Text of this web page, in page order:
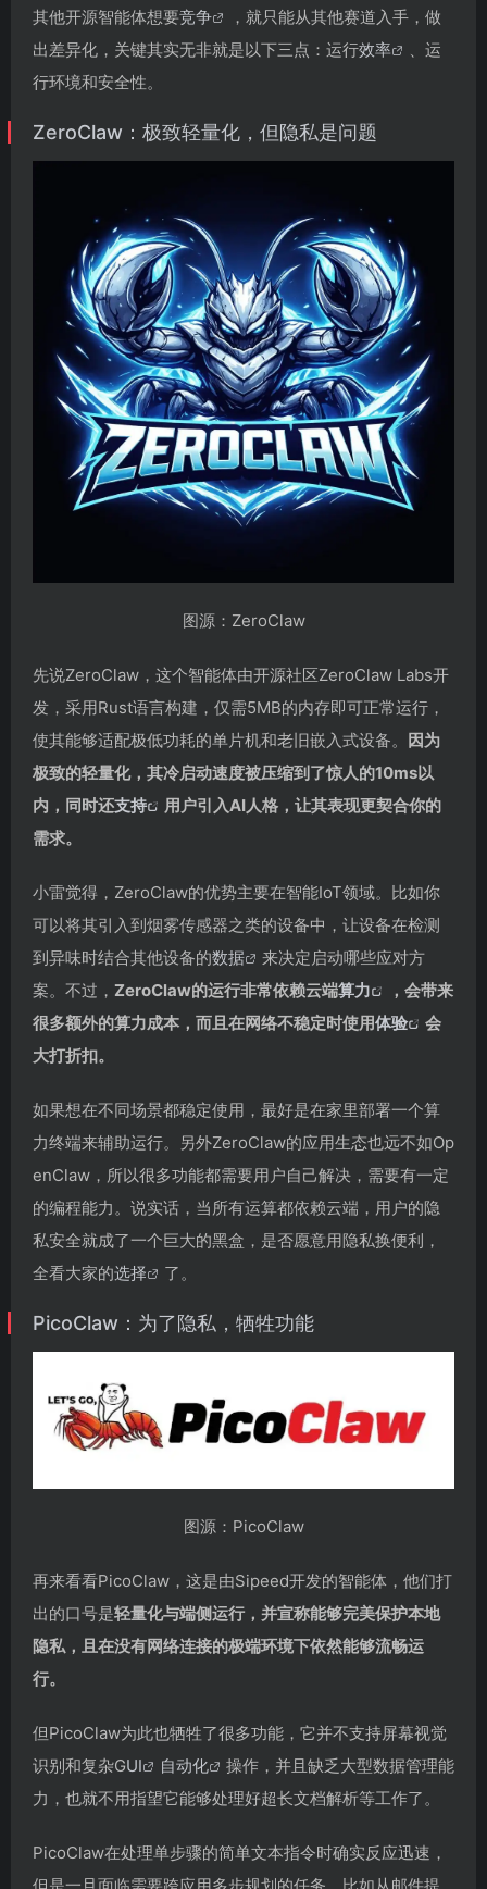
其他开源智能体想要竞争
，就只能从其他赛道入手，做
出差异化，关键其实无非就是以下三点：运行效率
、运
行环境和安全性。
ZeroClaw：极致轻量化，但隐私是问题
图源：ZeroClaw
先说ZeroClaw，这个智能体由开源社区ZeroClaw Labs开
发，采用Rust语言构建，仅需5MB的内存即可正常运行，
使其能够适配极低功耗的单片机和老旧嵌入式设备。 因为
极致的轻量化，其冷启动速度被压缩到了惊人的10ms以
内，同时还支持
用户引入AI人格，让其表现更契合你的
需求。
小雷觉得，ZeroClaw的优势主要在智能IoT领域。比如你
可以将其引入到烟雾传感器之类的设备中，让设备在检测
到异味时结合其他设备的数据
来决定启动哪些应对方
案。不过， ZeroClaw的运行非常依赖云端算力
，会带来
很多额外的算力成本，而且在网络不稳定时使用体验
会
大打折扣。
如果想在不同场景都稳定使用，最好是在家里部署一个算
力终端来辅助运行。另外ZeroClaw的应用生态也远不如Op
enClaw，所以很多功能都需要用户自己解决，需要有一定
的编程能力。说实话，当所有运算都依赖云端，用户的隐
私安全就成了一个巨大的黑盒，是否愿意用隐私换便利，
全看大家的选择 了。
PicoClaw：为了隐私，牺牲功能
图源：PicoClaw
再来看看PicoClaw，这是由Sipeed开发的智能体，他们打
出的口号是轻量化与端侧运行，并宣称能够完美保护本地
隐私，且在没有网络连接的极端环境下依然能够流畅运
行。
但PicoClaw为此也牺牲了很多功能，它并不支持屏幕视觉
识别和复杂GUI 自动化
操作，并且缺乏大型数据管理能
力，也就不用指望它能够处理好超长文档解析等工作了。
PicoClaw在处理单步骤的简单文本指令时确实反应迅速，